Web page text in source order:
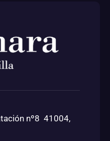
nº8 41004,